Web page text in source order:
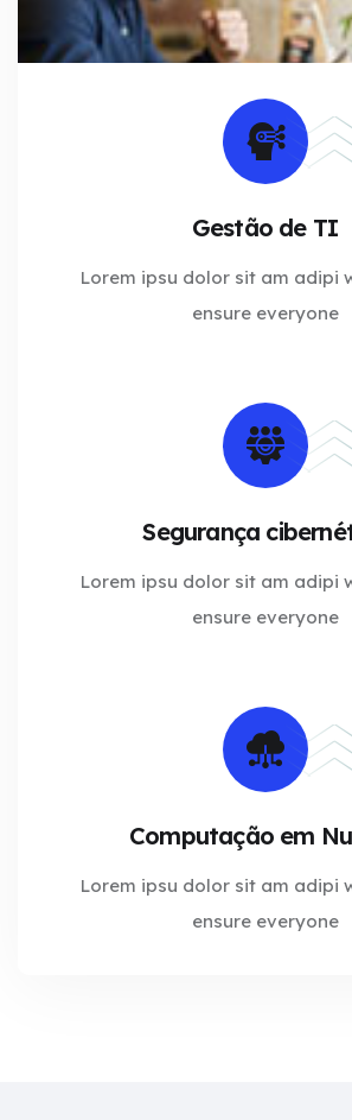
Gestão de TI
Lorem ipsu dolor sit am adipi
ensure everyone
Segurança
Lorem ipsu dolor sit am adipi
ensure everyone
Computação em
Lorem ipsu dolor sit am adipi
ensure everyone